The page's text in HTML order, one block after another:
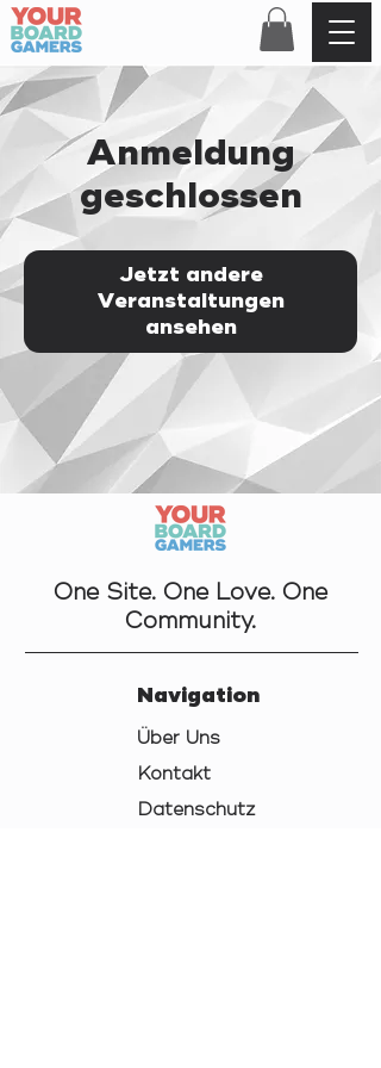
Anmeldung
geschlossen
Jetzt andere
Veranstaltungen
ansehen
One Site. One Love. One
Community.
Navigation
Über Uns
Kontakt
Datenschutz